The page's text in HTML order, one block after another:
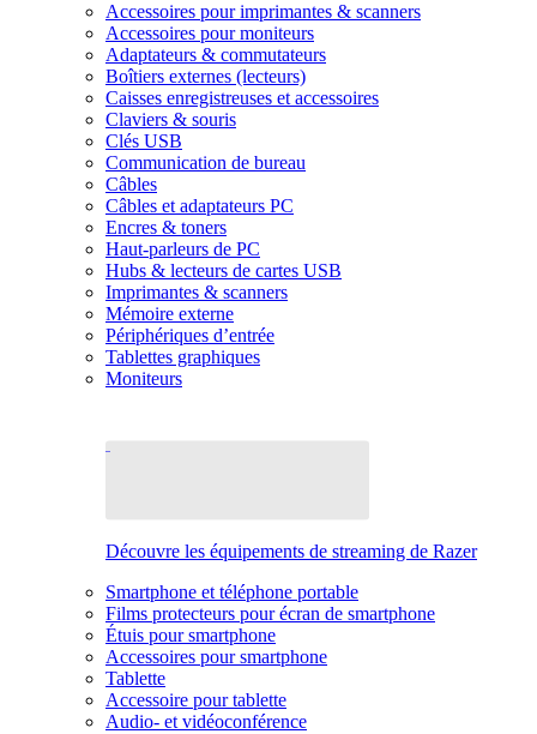
Accessoires pour imprimantes & scanners
Accessoires pour moniteurs
Adaptateurs & commutateurs
Boîtiers externes (lecteurs)
Caisses enregistreuses et accessoires
Claviers & souris
Clés USB
Communication de bureau
Câbles
Câbles et adaptateurs PC
Encres & toners
Haut-parleurs de PC
Hubs & lecteurs de cartes USB
Imprimantes & scanners
Mémoire externe
Périphériques d’entrée
Tablettes graphiques
Moniteurs
Découvre les équipements de streaming de Razer
Smartphone et téléphone portable
Films protecteurs pour écran de smartphone
Étuis pour smartphone
Accessoires pour smartphone
Tablette
Accessoire pour tablette
Audio- et vidéoconférence